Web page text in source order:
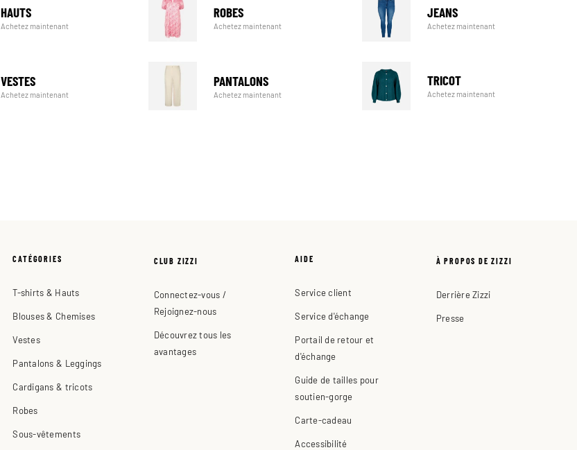
HAUTS
Achetez maintenant
ROBES
Achetez maintenant
JEANS
Achetez maintenant
VESTES
Achetez maintenant
PANTALONS
Achetez maintenant
TRICOT
Achetez maintenant
CATÉGORIES
T-shirts & Hauts
Blouses & Chemises
Vestes
Pantalons & Leggings
Cardigans & tricots
Robes
Sous-vêtements
CLUB ZIZZI
Connectez-vous /
Rejoignez-nous
Découvrez tous les
avantages
AIDE
Service client
Service d'échange
Portail de retour et
d'échange
Guide de tailles pour
soutien-gorge
Carte-cadeau
Accessibilité
À PROPOS DE ZIZZI
Derrière Zizzi
Presse